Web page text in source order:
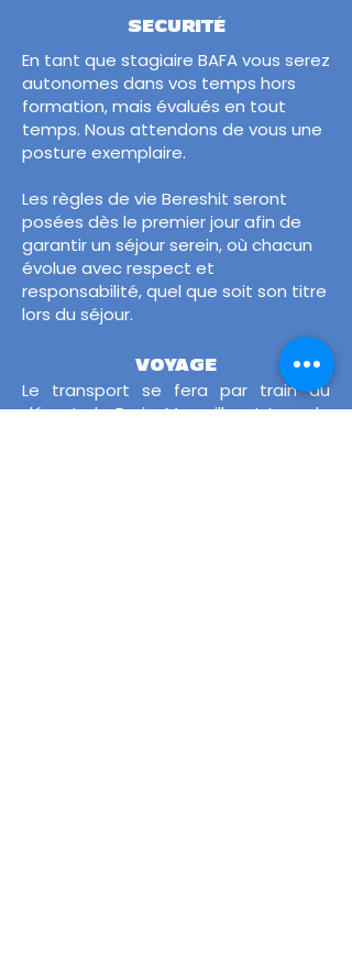
SECURITÉ
​En tant que stagiaire BAFA vous serez
autonomes dans vos temps hors
formation, mais évalués en tout
temps. Nous attendons de vous une
posture exemplaire.
Les règles de vie Bereshit seront
posées dès le premier jour afin de
garantir un séjour serein, où chacun
évolue avec respect et
responsabilité, quel que soit son titre
lors du séjour.
VOYAGE
Le transport se fera par train au
départ de Paris, Marseille et Lyon, le